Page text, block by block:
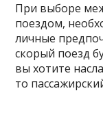
При выборе
поездом,
личные
скорый поезд
вы хотите
то